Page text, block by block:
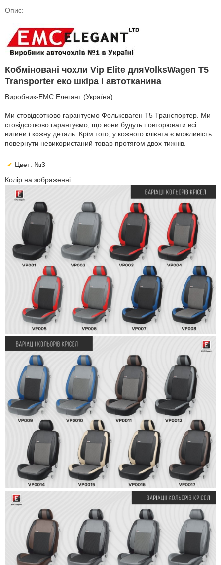
Опис:
Кобміновані чохли Vip Elite дляVolksWagen T5
Transporter еко шкіра і автотканина
Виробник-EMC Елегант (Україна).
Ми стовідсотково гарантуємо Фольксваген Т5 Транспортер. Ми
стовідсотково гарантуємо, що вони будуть повторювати всі
вигини і кожну деталь. Крім того, у кожного клієнта є можливість
повернути невикористаний товар протягом двох тижнів.
Цвет: №3
Колір на зображенні: